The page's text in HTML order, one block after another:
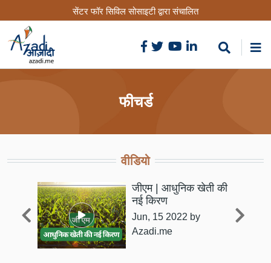
to
content
सेंटर फॉर सिविल सोसाइटी द्वारा संचालित
फीचर्ड
वीडियो
जीएम | आधुनिक खेती की
नई किरण
Jun, 15 2022 by
Azadi.me